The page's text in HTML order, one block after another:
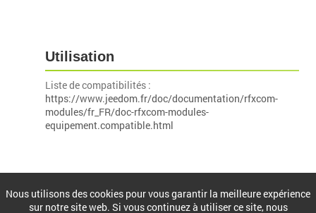
Utilisation
Liste de compatibilités :
https://www.jeedom.fr/doc/documentation/rfxcom-
modules/fr_FR/doc-rfxcom-modules-
equipement.compatible.html
Nous utilisons des cookies pour vous garantir la meilleure expérience
sur notre site web. Si vous continuez à utiliser ce site, nous